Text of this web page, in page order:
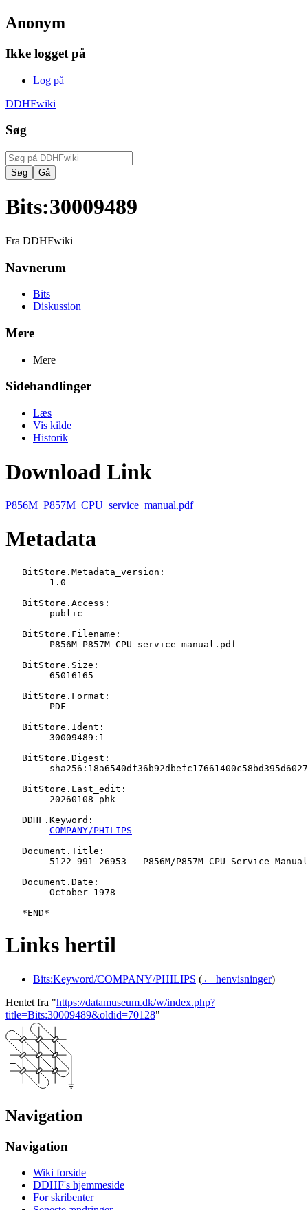
Anonym
Ikke logget på
Log på
DDHFwiki
Søg
Bits:30009489
Fra DDHFwiki
Navnerum
Bits
Diskussion
Mere
Mere
Sidehandlinger
Læs
Vis kilde
Historik
Download Link
P856M_P857M_CPU_service_manual.pdf
Metadata
   BitStore.Metadata_version:
   BitStore.Access:
   BitStore.Filename:
   BitStore.Size:
   BitStore.Format:
   BitStore.Ident:
   BitStore.Digest:
   BitStore.Last_edit:
   DDHF.Keyword:
COMPANY/PHILIPS
   Document.Title:
   Document.Date:
Links hertil
Bits:Keyword/COMPANY/PHILIPS (← henvisninger)
Hentet fra "https://datamuseum.dk/w/index.php?
title=Bits:30009489&oldid=70128"
Navigation
Navigation
Wiki forside
DDHF's hjemmeside
For skribenter